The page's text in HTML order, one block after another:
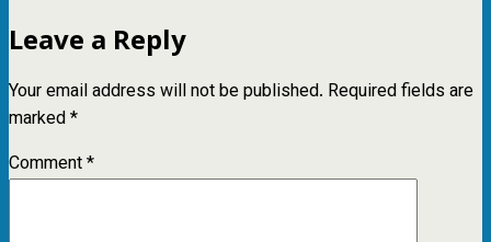
Leave a Reply
Your email address will not be published. Required fields are
marked*
Comment*